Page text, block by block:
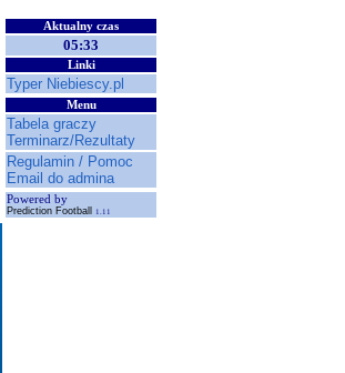
Aktualny czas
05:33
Linki
Typer Niebiescy.pl
Menu
Tabela graczy
Terminarz/Rezultaty
Regulamin / Pomoc
Email do admina
Powered by
Prediction Football 1.11